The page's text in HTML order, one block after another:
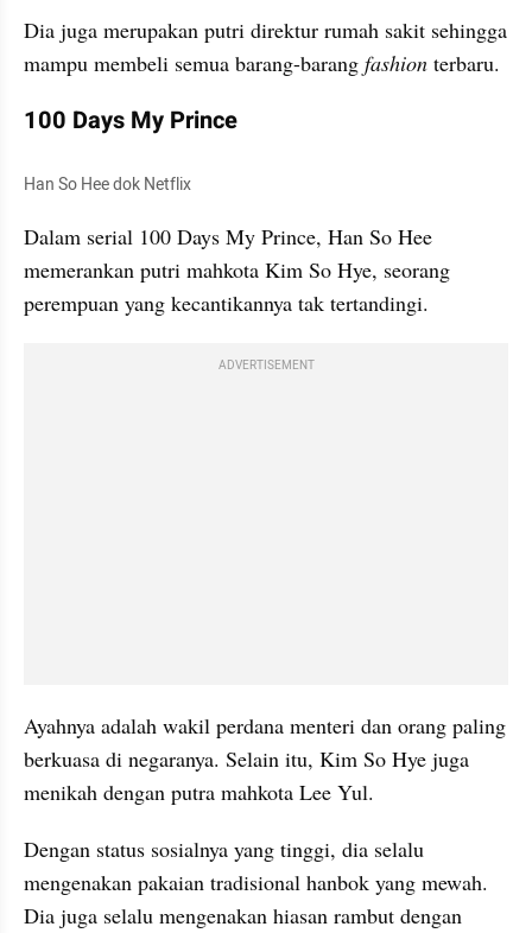
Dia juga merupakan putri direktur rumah sakit sehingga
mampu membeli semua barang-barang fashion terbaru.
100 Days My Prince
Han So Hee dok Netflix
Dalam serial 100 Days My Prince, Han So Hee
memerankan putri mahkota Kim So Hye, seorang
perempuan yang kecantikannya tak tertandingi.
ADVERTISEMENT
Ayahnya adalah wakil perdana menteri dan orang paling
berkuasa di negaranya. Selain itu, Kim So Hye juga
menikah dengan putra mahkota Lee Yul.
Dengan status sosialnya yang tinggi, dia selalu
mengenakan pakaian tradisional hanbok yang mewah.
Dia juga selalu mengenakan hiasan rambut dengan